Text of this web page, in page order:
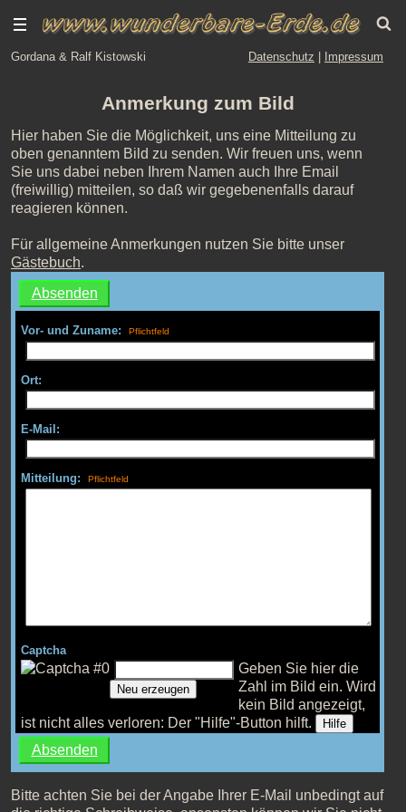
Gordana & Ralf Kistowski Datenschutz Impressum
Anmerkung zum Bild
Hier haben Sie die Möglichkeit, uns eine Mitteilung zu
oben genanntem Bild zu senden. Wir freuen uns, wenn
Sie uns dabei neben Ihrem Namen auch Ihre Email
(freiwillig) mitteilen, so daß wir gegebenenfalls darauf
reagieren können.
Für allgemeine Anmerkungen nutzen Sie bitte unser
Gästebuch.
Vor- und Zuname:
Ort:
E-Mail:
Mitteilung:
Captcha
Neu erzeugen
Geben Sie hier die
Zahl im Bild ein. Wird
kein Bild angezeigt,
ist nicht alles verloren: Der "Hilfe"-Button hilft.
Hilfe
Bitte achten Sie bei der Angabe Ihrer E-Mail unbedingt auf